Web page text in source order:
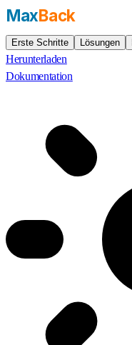
MaxBack
Erste Schritte Lösungen
Herunterladen
Dokumentation